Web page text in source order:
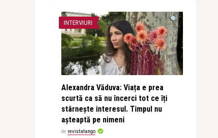
INTERVIURI
Alexandra Văduva: Viața e prea
scurtă ca să nu încerci tot ce îți
stârnește interesul. Timpul nu
așteaptă pe nimeni
de revistatango